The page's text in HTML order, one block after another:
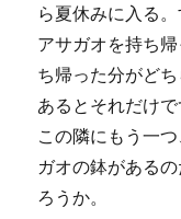
ら夏休みに入る
アサガオを持ち
ち帰った分がど
あるとそれだけ
この隣にもう一
ガオの鉢がある
ろうか。